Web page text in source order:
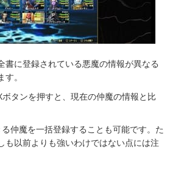
書に登録されている悪魔の情報が異なる
。
タンを押すと、現在の仲魔の情報と比
仲魔を一括登録することも可能です。た
も以前よりも強いわけではない点には注